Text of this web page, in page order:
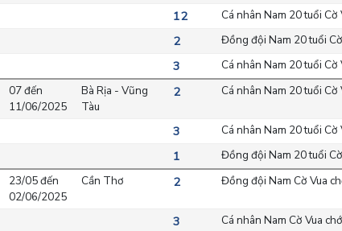
12 Cá nhân Nam 20 tuổi Cờ
2 Đồng đội Nam 20 tuổi
3 Cá nhân Nam 20 tuổi Cờ
07 đến
11/06/2025
Bà Rịa - Vũng
Tàu
2 Cá nhân Nam 20 tuổi Cờ
3 Cá nhân Nam 20 tuổi Cờ
1 Đồng đội Nam 20 tuổi
23/05 đến
02/06/2025
Cần Thơ 2 Đồng đội Nam Cờ Vua
3 Cá nhân Nam Cờ Vua